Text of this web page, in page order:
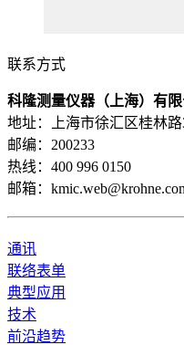
联系方式
科隆测量仪器（上海）有限
地址：上海市徐汇区桂林
邮编：200233
热线：400 996 0150
邮箱：
通讯
联络表单
典型应用
技术
前沿趋势